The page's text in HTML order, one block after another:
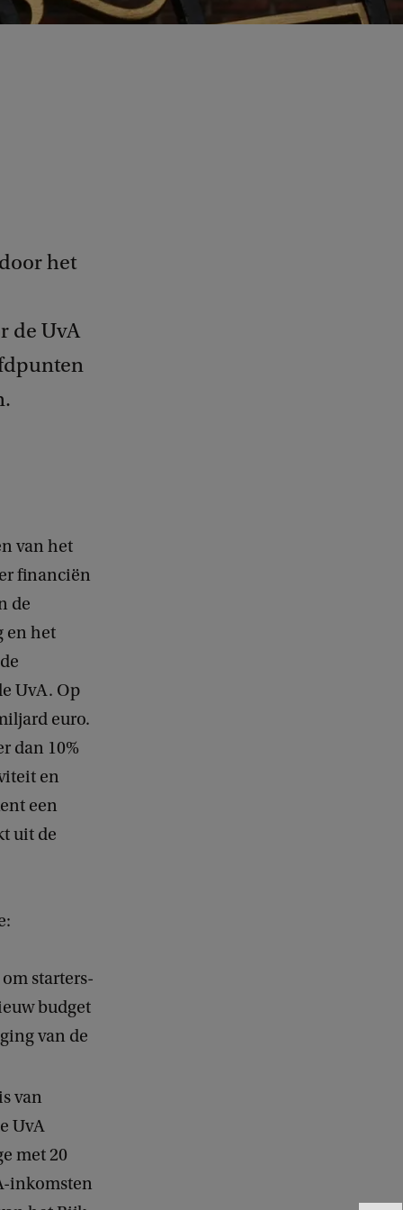
het
de UvA
van het
financiën
de
en het
UvA. Op
euro.
dan 10%
en
een
uit de
starters-
budget
van de
van
UvA
met 20
inkomsten